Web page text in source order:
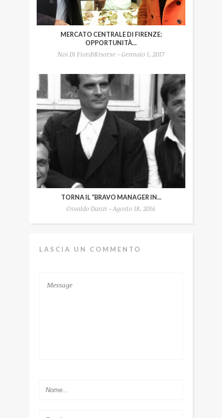
MERCATO CENTRALE DI FIRENZE:
OPPORTUNITÀ...
Noi Di FiordiRisorse - Gennaio 1, 2017
TORNA IL “BRAVO MANAGER IN...
Osvaldo Danzi - Agosto 18, 2016
LASCIA UN COMMENTO